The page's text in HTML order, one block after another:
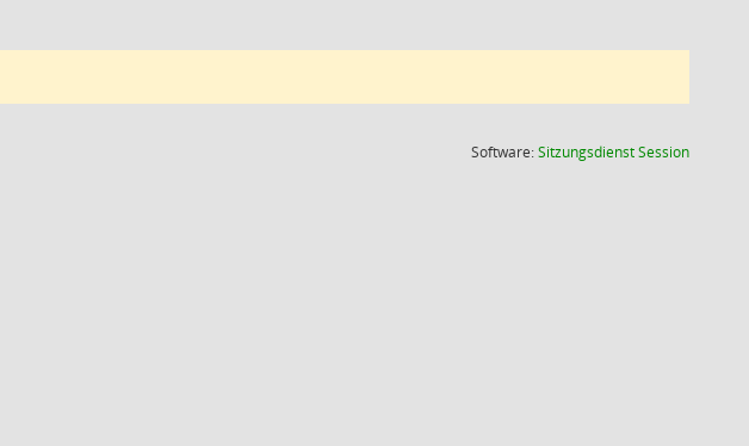
Software:SitzungsdienstSession(Wird in